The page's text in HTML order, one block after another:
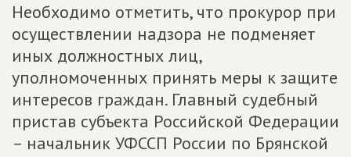
Необходимо отметить, что прокурор при
осуществлении надзора не подменяет
иных должностных лиц,
уполномоченных принять меры к защите
интересов граждан. Главный судебный
пристав субъекта Российской Федерации
– начальник УФССП России по Брянской